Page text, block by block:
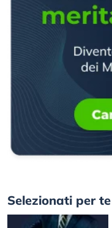
Selezionati per te